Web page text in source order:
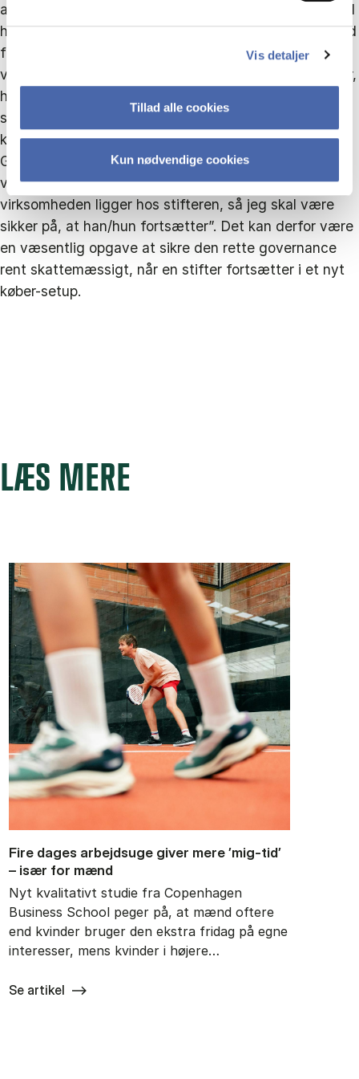
Vis detaljer
Tillad alle cookies
Kun nødvendige cookies
aftale mellem køber og sælger, hvor man for eksempel
hen over en 3-årig periode ser på omsætningen, og ud
fra den kan der være en merpris for at købe
virksomheden. Det kan også være relevant i en sektor,
hvor der er stor usikkerhed pga. konjunkturer. Den
skattemæssige regulering af sådanne merbetalinger
kan være meget kompleks.
Governance for en stifter: Nogle gange handles en
virksomhed, hvor køberen vil sige: ”Al viden om
virksomheden ligger hos stifteren, så jeg skal være
sikker på, at han/hun fortsætter”. Det kan derfor være
en væsentlig opgave at sikre den rette governance
rent skattemæssigt, når en stifter fortsætter i et nyt
køber-setup.
LÆS MERE
Fire da­ges ar­bejds­u­ge gi­ver mere ’mig-tid’
– især for mænd
Nyt kvalitativt studie fra Copenhagen
Business School peger på, at mænd oftere
end kvinder bruger den ekstra fridag på egne
interesser, mens kvinder i højere…
Se artikel